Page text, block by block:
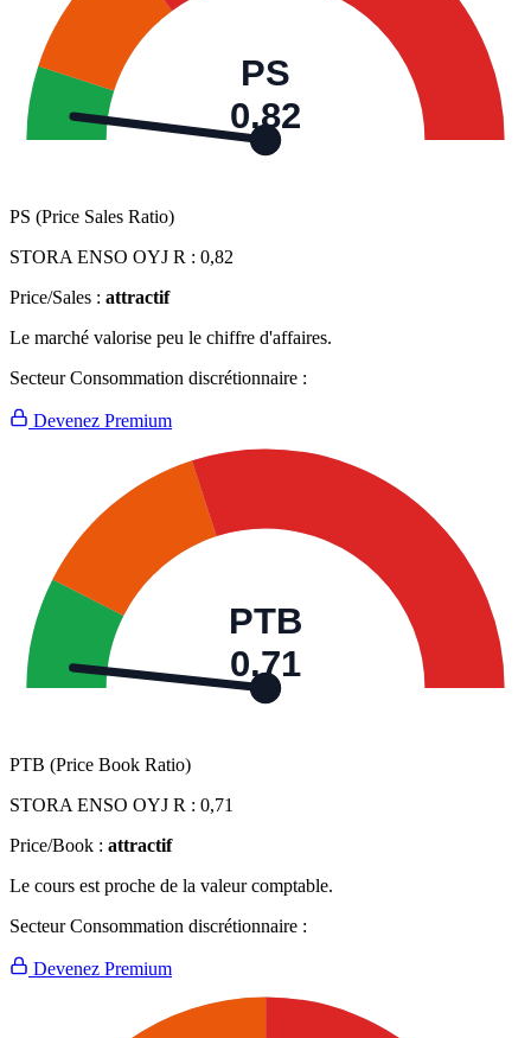
PS
0,82
PS (Price Sales Ratio)
STORA ENSO OYJ R : 0,82
Price/Sales : attractif
Le marché valorise peu le chiffre d'affaires.
Secteur Consommation discrétionnaire :
Devenez Premium
PTB
0,71
PTB (Price Book Ratio)
STORA ENSO OYJ R : 0,71
Price/Book : attractif
Le cours est proche de la valeur comptable.
Secteur Consommation discrétionnaire :
Devenez Premium